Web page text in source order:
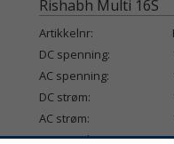
Rishabh Multi 16S
Artikkelnr:
DC spenning:
AC spenning:
DC strøm:
AC strøm:
Motstand: